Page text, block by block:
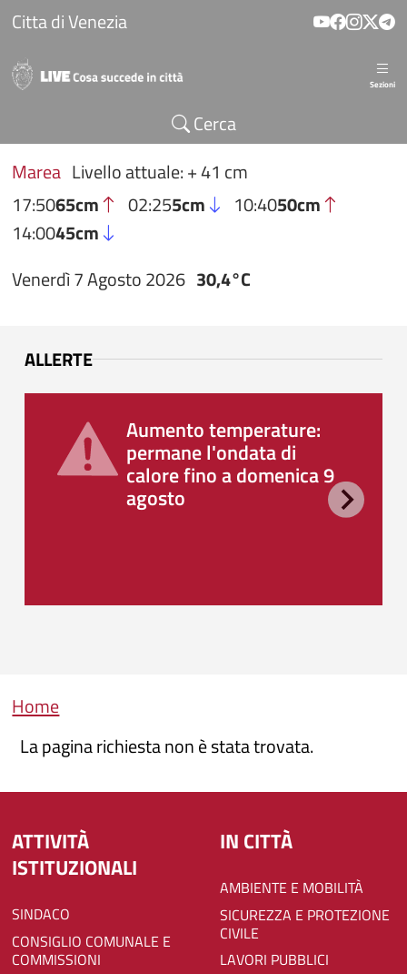
Salta al contenuto principale
Citta di Venezia
Sezioni
Cerca
Marea Livello attuale: + 41 cm
17:5065cm 02:255cm 10:4050cm
14:0045cm
Venerdì 7 Agosto 2026 30,4°C
ALLERTE
Aumento temperature:
permane l'ondata di
calore fino a domenica 9
agosto
Briciole di pane
Home
La pagina richiesta non è stata trovata.
ATTIVITÀ
ISTITUZIONALI
SINDACO
CONSIGLIO COMUNALE E
COMMISSIONI
IN CITTÀ
AMBIENTE E MOBILITÀ
SICUREZZA E PROTEZIONE
CIVILE
LAVORI PUBBLICI